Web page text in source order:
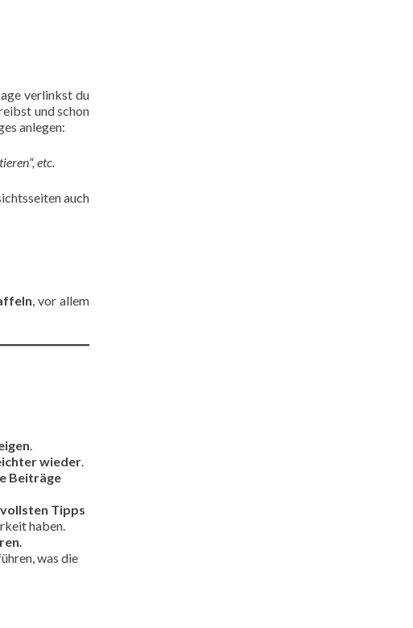
verlinkst du
und schon
anlegen:
etc.
auch
, vor allem
.
wieder.
Beiträge
Tipps
haben.
.
was die